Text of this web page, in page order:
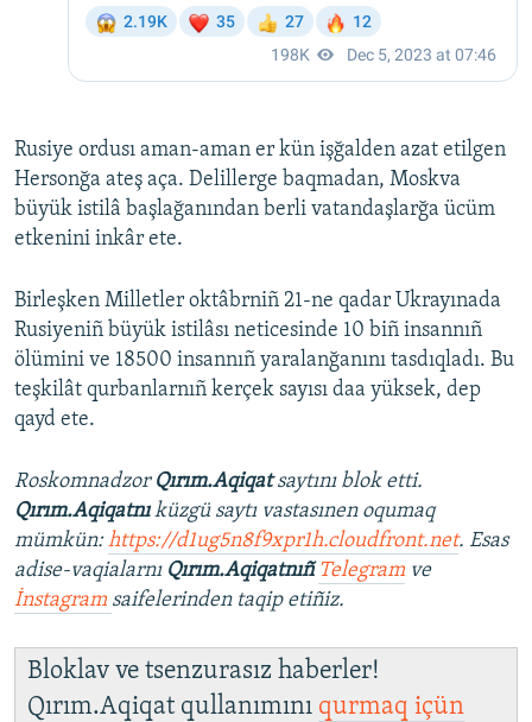
Rusiye ordusı aman-aman er kün işğalden azat etilgen
Hersonğa ateş aça. Delillerge baqmadan, Moskva
büyük istilâ başlağanından berli vatandaşlarğa ücüm
etkenini inkâr ete.
Birleşken Milletler oktâbrniñ 21-ne qadar Ukrayınada
Rusiyeniñ büyük istilâsı neticesinde 10 biñ insannıñ
ölümini ve 18500 insannıñ yaralanğanını tasdıqladı. Bu
teşkilât qurbanlarnıñ kerçek sayısı daa yüksek, dep
qayd ete.
Roskomnadzor Qırım.Aqiqatsaytını blok etti.
Qırım.Aqiqatnıküzgü saytı vastasınen oqumaq
mümkün:https://d1ug5n8f9xpr1h.cloudfront.net. Esas
adise-vaqialarnı Qırım.Aqiqatnıñ Telegram ve
İnstagram saifelerinden taqip etiñiz.
Bloklav ve tsenzurasız haberler!
Qırım.Aqiqat qullanımını qurmaq içün